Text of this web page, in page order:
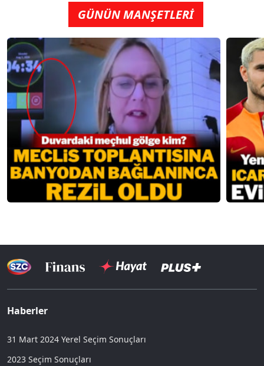
GÜNÜN MANŞETLERİ
Haberler
31 Mart 2024 Yerel Seçim Sonuçları
2023 Seçim Sonuçları